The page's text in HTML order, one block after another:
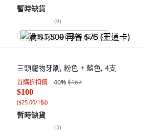
暫時缺貨
(9)
满 $1,500 再省 $75 (王道卡)
三頭寵物牙刷, 粉色 + 藍色, 4支
首購折扣價 40%$167
$100
($25.00/1個)
暫時缺貨
(3)